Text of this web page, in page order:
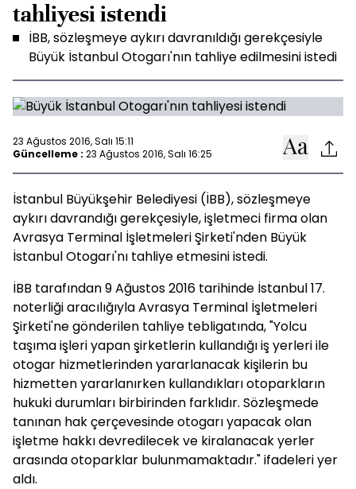
tahliyesi istendi
İBB, sözleşmeye aykırı davranıldığı gerekçesiyle
Büyük İstanbul Otogarı'nın tahliye edilmesini istedi
23 Ağustos 2016, Salı 15:11
Güncelleme : 23 Ağustos 2016, Salı 16:25
İstanbul Büyükşehir Belediyesi (İBB), sözleşmeye
aykırı davrandığı gerekçesiyle, işletmeci firma olan
Avrasya Terminal İşletmeleri Şirketi'nden Büyük
İstanbul Otogarı'nı tahliye etmesini istedi.
İBB tarafından 9 Ağustos 2016 tarihinde İstanbul 17.
noterliği aracılığıyla Avrasya Terminal İşletmeleri
Şirketi'ne gönderilen tahliye tebligatında, "Yolcu
taşıma işleri yapan şirketlerin kullandığı iş yerleri ile
otogar hizmetlerinden yararlanacak kişilerin bu
hizmetten yararlanırken kullandıkları otoparkların
hukuki durumları birbirinden farklıdır. Sözleşmede
tanınan hak çerçevesinde otogarı yapacak olan
işletme hakkı devredilecek ve kiralanacak yerler
arasında otoparklar bulunmamaktadır." ifadeleri yer
aldı.